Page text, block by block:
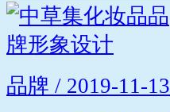
品牌 / 2019-11-13